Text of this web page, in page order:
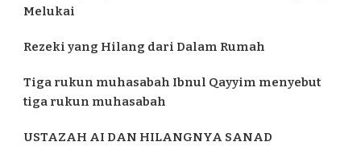
Melukai
Rezeki yang Hilang dari Dalam Rumah
Tiga rukun muhasabah Ibnul Qayyim menyebut
tiga rukun muhasabah
USTAZAH AI DAN HILANGNYA SANAD